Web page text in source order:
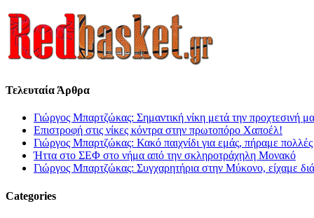
Τελευταία Άρθρα
Γιώργος Μπαρτζώκας: Σημαντική νίκη μετά την προχτεσινή
Επιστροφή στις νίκες κόντρα στην πρωτοπόρο Χαποέλ!
Γιώργος Μπαρτζώκας: Κακό παιχνίδι για εμάς, πήραμε
Ήττα στο ΣΕΦ στο νήμα από την σκληροτράχηλη Μονακό
Γιώργος Μπαρτζώκας: Συγχαρητήρια στην Μύκονο, είχαμε
Categories